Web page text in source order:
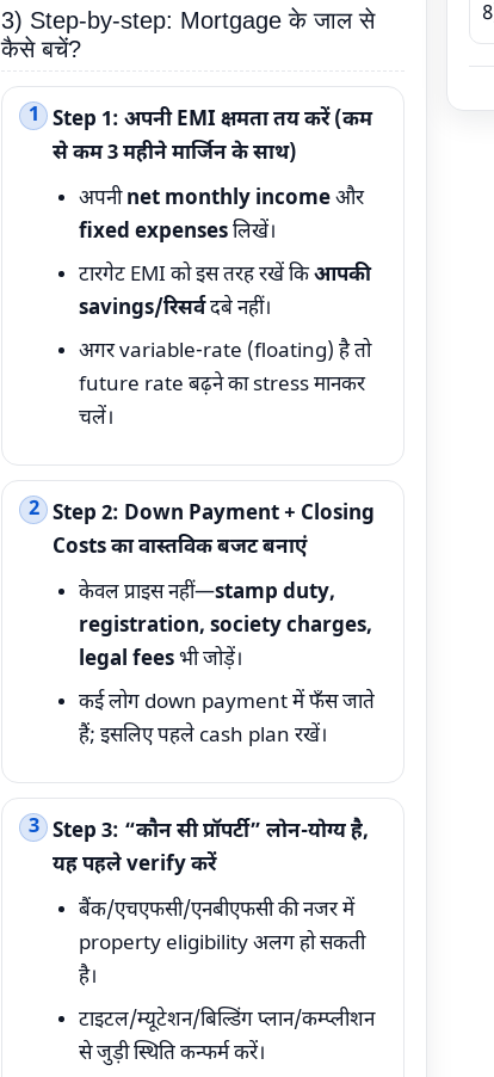
3) Step-by-step: Mortgage के जाल से
कैसे बचें?
Step 1: अपनी EMI क्षमता तय करें (कम
से कम 3 महीने मार्जिन के साथ)
अपनीnet monthly incomeऔर
fixed expensesलिखें।
टारगेट EMI को इस तरह रखें किआपकी
savings/रिसर्वदबे नहीं।
अगर variable-rate (floating) है तो
future rate बढ़ने का stress मानकर
चलें।
Step 2: Down Payment + Closing
Costs का वास्तविक बजट बनाएं
केवल प्राइस नहीं—stamp duty,
registration, society charges,
legal feesभी जोड़ें।
कई लोग down payment में फँस जाते
हैं; इसलिए पहले cash plan रखें।
Step 3: “कौन सी प्रॉपर्टी” लोन-योग्य है,
यह पहले verify करें
बैंक/एचएफसी/एनबीएफसी की नजर में
property eligibility अलग हो सकती
है।
टाइटल/म्यूटेशन/बिल्डिंग प्लान/कम्प्लीशन
से जुड़ी स्थिति कन्फर्म करें।